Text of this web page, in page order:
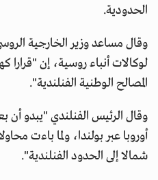
الحدودية.
وقال مساعد وزير الخارجية
لوكالات أنباء روسية، إن
المصالح الوطنية الفنلندية".
وقال الرئيس الفنلندي "يبدو أن
أوروبا عبر بولندا، ولما باءت
شمالا إلى الحدود الفنلندية".